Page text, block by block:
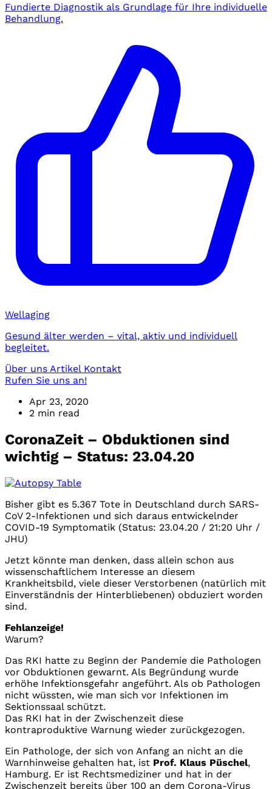
Fundierte Diagnostik als Grundlage für Ihre individuelle
Behandlung.
Wellaging
Gesund älter werden – vital, aktiv und individuell
begleitet.
Über uns Artikel Kontakt
Rufen Sie uns an!
Apr 23, 2020
2 min read
CoronaZeit – Obduktionen sind
wichtig – Status: 23.04.20
Bisher gibt es 5.367 Tote in Deutschland durch SARS-
CoV 2-Infektionen und sich daraus entwickelnder
COVID-19 Symptomatik (Status: 23.04.20 / 21:20 Uhr /
JHU)
Jetzt könnte man denken, dass allein schon aus
wissenschaftlichem Interesse an diesem
Krankheitsbild, viele dieser Verstorbenen (natürlich mit
Einverständnis der Hinterbliebenen) obduziert worden
sind.
Fehlanzeige!
Warum?
Das RKI hatte zu Beginn der Pandemie die Pathologen
vor Obduktionen gewarnt. Als Begründung wurde
erhöhe Infektionsgefahr angeführt. Als ob Pathologen
nicht wüssten, wie man sich vor Infektionen im
Sektionssaal schützt.
Das RKI hat in der Zwischenzeit diese
kontraproduktive Warnung wieder zurückgezogen.
Ein Pathologe, der sich von Anfang an nicht an die
Warnhinweise gehalten hat, ist Prof. Klaus Püschel,
Hamburg. Er ist Rechtsmediziner und hat in der
Zwischenzeit bereits über 100 an dem Corona-Virus